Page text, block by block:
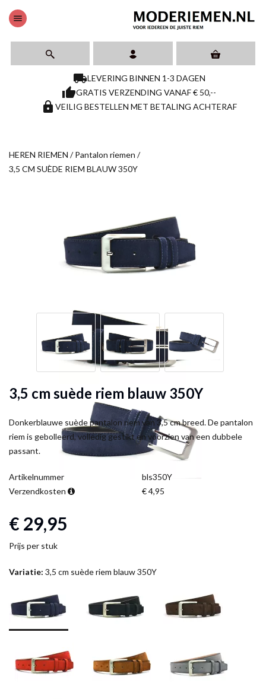
menu
local_shippingLEVERING BINNEN 1-3 DAGEN
thumb_upGRATIS VERZENDING VANAF € 50,--
https VEILIG BESTELLEN MET BETALING ACHTERAF
HEREN RIEMEN / Pantalon riemen /
3,5 CM SUÈDE RIEM BLAUW 350Y
3,5 cm suède riem blauw 350Y
Donkerblauwe suède pantalon riem van 3,5 cm breed. De pantalon
riem is gebolleerd, volledig gestikt en voorzien van een dubbele
passant.
Artikelnummer
bls350Y
Verzendkosten
€ 4,95
€ 29,95
Prijs per stuk
Variatie: 3,5 cm suède riem blauw 350Y